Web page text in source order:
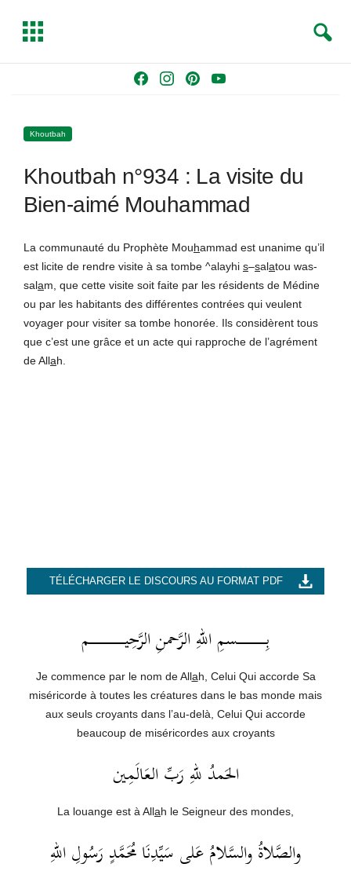
o
k
a
s
Y
b
T
g
e
a
Khoutbah
Khoutbah n°934 : La visite du
Bien-aimé Mouhammad
La communauté du Prophète Mouhammad est unanime qu’il
est licite de rendre visite à sa tombe ^alayhi s–salatou was-
salam, que cette visite soit faite par les résidents de Médine
ou par les habitants des différentes contrées qui veulent
voyager pour visiter sa tombe honorée. Ils considèrent tous
que c’est une grâce et un acte qui rapproche de l’agrément
de Allah.
TÉLÉCHARGER LE DISCOURS AU FORMAT PDF
بِــــــــــــــــــسمِ اللهِ الرَّحمنِ الرَّحِيــــــــــــــــــــــم
Je commence par le nom de Allah, Celui Qui accorde Sa
miséricorde à toutes les créatures dans le bas monde mais
aux seuls croyants dans l’au-delà, Celui Qui accorde
beaucoup de miséricordes aux croyants
الحَمدُ للهِ رَبِّ العَالَمِين
La louange est à Allah le Seigneur des mondes,
والصَّلاةُ والسَّلامُ عَلى سَيِّدِنَا مُحَمَّدٍ رَسُولِ اللهِ